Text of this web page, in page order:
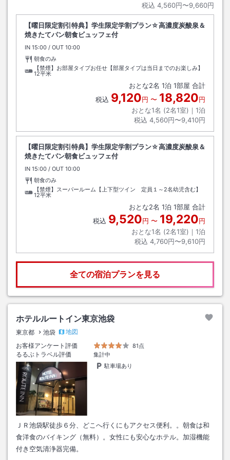
税込 4,560円〜9,660円
【曜日限定割引特典】学生限定学割プラン☆高濃度炭酸泉＆
焼きたてパン朝食ビュッフェ付
IN チェックイン
15:00 / OUT チェックアウト
10:00
朝食のみ
【禁煙】お部屋タイプお任せ【部屋タイプは当日までのお楽しみ】
12平米
おとな2名 1泊 1部屋 合計
税込 9,120円 〜 18,820円
おとな1名 (2名1室)｜ 1泊
税込 4,560円〜9,410円
【曜日限定割引特典】学生限定学割プラン☆高濃度炭酸泉＆
焼きたてパン朝食ビュッフェ付
IN チェックイン
15:00 / OUT チェックアウト
10:00
朝食のみ
【禁煙】スーパールーム【上下型ツイン 定員１～2名幼児含む】
12平米
おとな2名 1泊 1部屋 合計
税込 9,520円 〜 19,220円
おとな1名 (2名1室)｜ 1泊
税込 4,760円〜9,610円
全ての宿泊プランを見る
ホテルルートイン東京池袋
東京都 池袋
地図
お客様アンケート評価
81点
るるぶトラベル評価
集計中
駐車場あり
ＪＲ池袋駅徒歩６分、どこへ行くにもアクセス便利。。朝食は和
食洋食のバイキング（無料）。女性にも安心なホテル。加湿機能
付き空気清浄器完備。